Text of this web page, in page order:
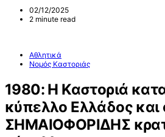
02/12/2025
2 minute read
Αθλητικά
Νομός Καστοριάς
1980: Η Καστοριά
κύπελλο Ελλάδος και
ΣΗΜΑΙΟΦΟΡΙΔΗΣ